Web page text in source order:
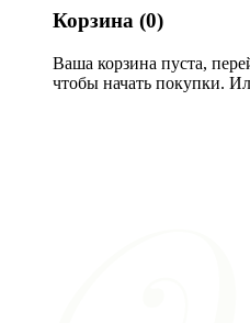
Корзина (0)
Ваша корзина пуста,
чтобы начать покупки.